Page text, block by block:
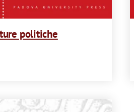
politiche